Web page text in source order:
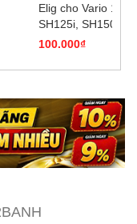
Elig cho Vario 160,
SH125i, SH150i,
SH300i, SH350i
100.000₫